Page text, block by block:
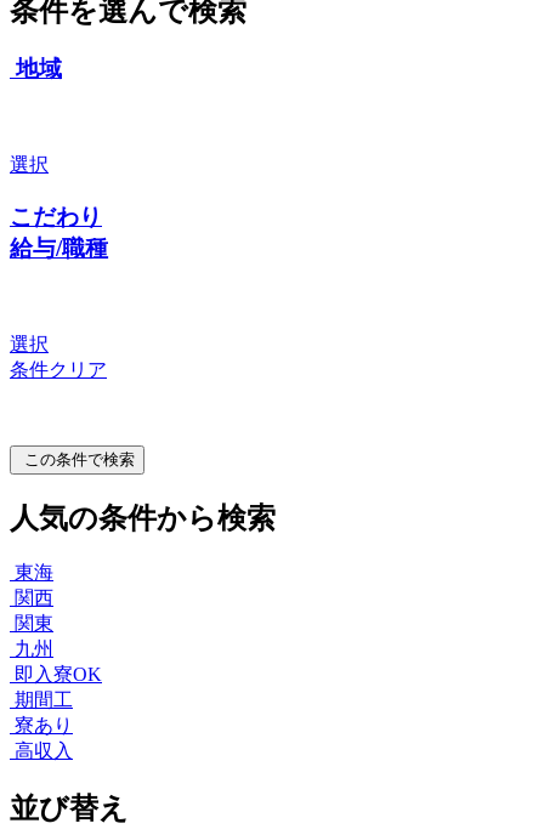
条件を選んで検索
地域
選択
こだわり
給与/職種
選択
条件クリア
この条件で検索
人気の条件から検索
東海
関西
関東
九州
即入寮OK
期間工
寮あり
高収入
並び替え